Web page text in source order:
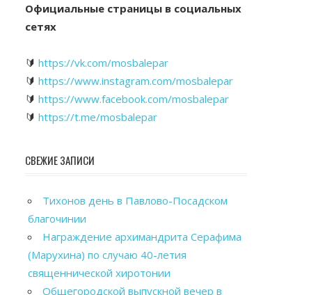
Официальные страницы в социальных
сетях
🔰 https://vk.com/mosbalepar
🔰 https://www.instagram.com/mosbalepar
🔰 https://www.facebook.com/mosbalepar
🔰 https://t.me/mosbalepar
СВЕЖИЕ ЗАПИСИ
Тихонов день в Павлово-Посадском
благочинии
Награждение архимандрита Серафима
(Марухина) по случаю 40-летия
священнической хиротонии
Общегородской выпускной вечер в